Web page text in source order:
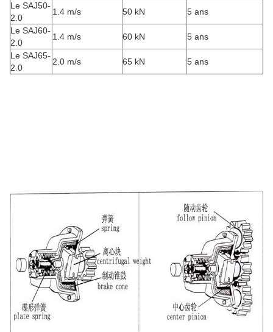
Le SAJ50-
2.0
1.4 m/s 50 kN
5 ans
Le SAJ60-
2.0
1.4 m/s 60 kN
5 ans
Le SAJ65-
2.0
2.0 m/s 65 kN 5 ans